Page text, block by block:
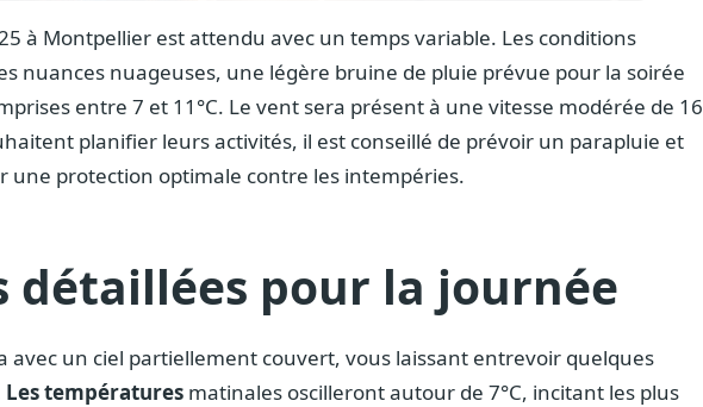
à Montpellier est attendu avec un temps variable. Les conditions
nuances nuageuses, une légère bruine de pluie prévue pour la soirée
entre 7 et 11°C. Le vent sera présent à une vitesse modérée de 16
planifier leurs activités, il est conseillé de prévoir un parapluie et
une protection optimale contre les intempéries.
détaillées pour la journée
avec un ciel partiellement couvert, vous laissant entrevoir quelques
Les températures matinales oscilleront autour de 7°C, incitant les plus